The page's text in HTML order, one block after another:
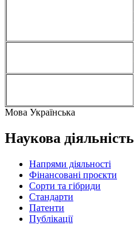
Мова Українська
Наукова діяльність
Напрями діяльності
Фінансовані проєкти
Сорти та гібриди
Стандарти
Патенти
Публікації